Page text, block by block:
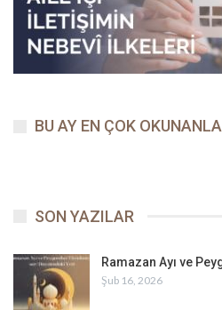
BU AY EN ÇOK
SON YAZILAR
Ramazan Ayı ve
Şub 16, 2026